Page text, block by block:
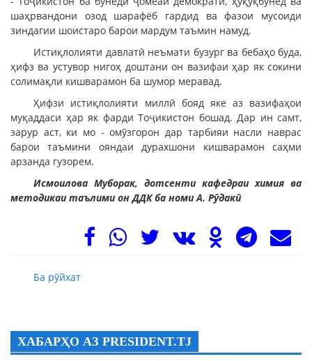
шаҳрвандони озод шарафёб гардид ва фазои мусоиди
зиндагии шоистаро барои мардум таъмин намуд.
Истиқлолияти давлатӣ неъмати бузург ва бебаҳо буда,
ҳифз ва устувор нигоҳ доштани он вазифаи ҳар як сокини
солимақли кишварамон ба шумор меравад.
Ҳифзи истиқлолияти миллӣ бояд яке аз вазифаҳои
муқаддаси ҳар як фарди Тоҷикистон бошад. Дар ин самт,
зарур аст, ки мо - омӯзгорон дар тарбияи насли наврас
барои таъмини ояндаи дурахшони кишварамон саҳми
арзанда гузорем.
Исмоилова Муборак, дотсенти кафедраи химия ва
методикаи таълими он ДДК ба номи А. Рӯдакӣ
Ба рӯйхат
ХАБАРҲО АЗ PRESIDENT.TJ